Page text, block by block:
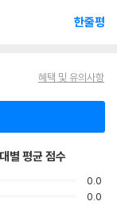
한줄평
혜택 및 유의사항
별 평균 점수
0.0
0.0